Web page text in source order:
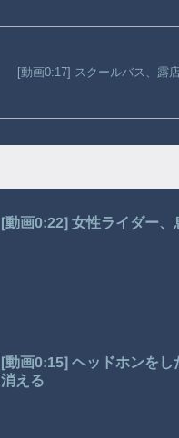
[動画0:17] スクールバス、露
[動画0:22] 女性ライダー
[動画0:15] ヘッドホンを
消える